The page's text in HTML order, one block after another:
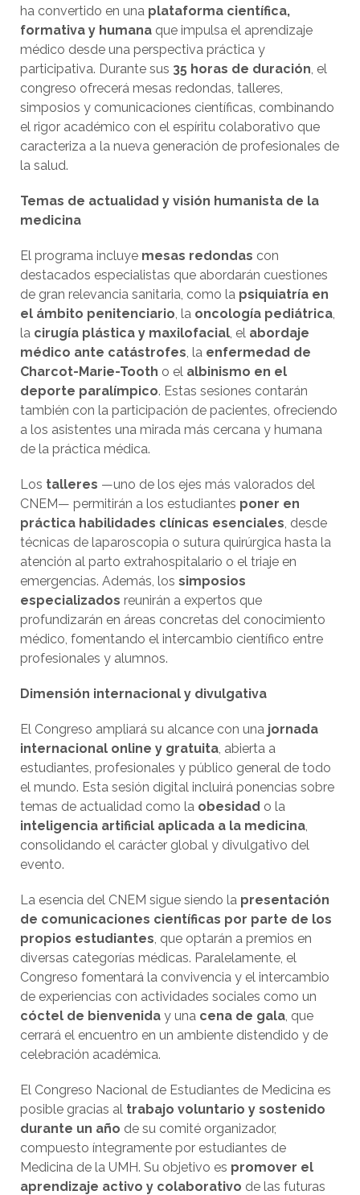
ha convertido en una plataforma científica,
formativa y humana que impulsa el aprendizaje
médico desde una perspectiva práctica y
participativa. Durante sus 35 horas de duración, el
congreso ofrecerá mesas redondas, talleres,
simposios y comunicaciones científicas, combinando
el rigor académico con el espíritu colaborativo que
caracteriza a la nueva generación de profesionales de
la salud.
Temas de actualidad y visión humanista de la
medicina
El programa incluye mesas redondas con
destacados especialistas que abordarán cuestiones
de gran relevancia sanitaria, como la psiquiatría en
el ámbito penitenciario, la oncología pediátrica,
la cirugía plástica y maxilofacial, el abordaje
médico ante catástrofes, la enfermedad de
Charcot-Marie-Tooth o el albinismo en el
deporte paralímpico. Estas sesiones contarán
también con la participación de pacientes, ofreciendo
a los asistentes una mirada más cercana y humana
de la práctica médica.
Los talleres —uno de los ejes más valorados del
CNEM— permitirán a los estudiantes poner en
práctica habilidades clínicas esenciales, desde
técnicas de laparoscopia o sutura quirúrgica hasta la
atención al parto extrahospitalario o el triaje en
emergencias. Además, los simposios
especializados reunirán a expertos que
profundizarán en áreas concretas del conocimiento
médico, fomentando el intercambio científico entre
profesionales y alumnos.
Dimensión internacional y divulgativa
El Congreso ampliará su alcance con una jornada
internacional online y gratuita, abierta a
estudiantes, profesionales y público general de todo
el mundo. Esta sesión digital incluirá ponencias sobre
temas de actualidad como la obesidad o la
inteligencia artificial aplicada a la medicina,
consolidando el carácter global y divulgativo del
evento.
La esencia del CNEM sigue siendo la presentación
de comunicaciones científicas por parte de los
propios estudiantes, que optarán a premios en
diversas categorías médicas. Paralelamente, el
Congreso fomentará la convivencia y el intercambio
de experiencias con actividades sociales como un
cóctel de bienvenida y una cena de gala, que
cerrará el encuentro en un ambiente distendido y de
celebración académica.
El Congreso Nacional de Estudiantes de Medicina es
posible gracias al trabajo voluntario y sostenido
durante un año de su comité organizador,
compuesto íntegramente por estudiantes de
Medicina de la UMH. Su objetivo es promover el
aprendizaje activo y colaborativo de las futuras